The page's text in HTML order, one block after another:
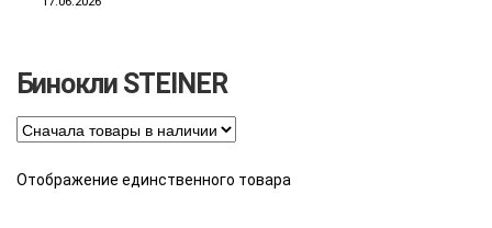
Бинокли STEINER
Отображение единственного товара